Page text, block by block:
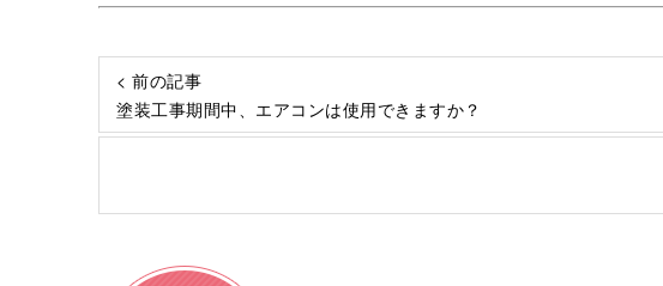
< 前の記事
塗装工事期間中、エアコンは使用できますか？